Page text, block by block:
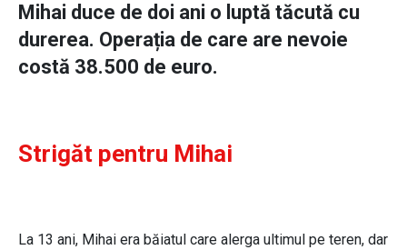
Mihai duce de doi ani o luptă tăcută cu
durerea. Operația de care are nevoie
costă 38.500 de euro.
Strigăt pentru Mihai
La 13 ani, Mihai era băiatul care alerga ultimul pe teren, dar